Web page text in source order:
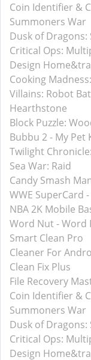
Coin Identifier &
Summoners War
Dusk of Dragons:
Critical Ops:
Design
Cooking
Villains: Robot
Hearthstone
Block Puzzle:
Bubbu 2 - My Pet
Twilight
Sea War: Raid
Candy Smash
WWE SuperCard
NBA 2K Mobile
Word Nut - Word
Smart Clean Pro
Cleaner For
Clean Fix Plus
File Recovery
Coin Identifier &
Summoners War
Dusk of Dragons:
Critical Ops:
Design